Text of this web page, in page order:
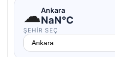
☁Ankara
NaN°C
ŞEHIR SEÇ